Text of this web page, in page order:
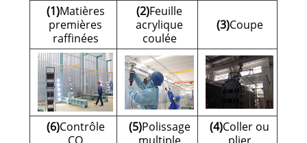
(1)Matières
premières
raffinées
(2)Feuille
acrylique
coulée
(3)Coupe
(6)Contrôle
(5)Polissage
(4)Coller ou